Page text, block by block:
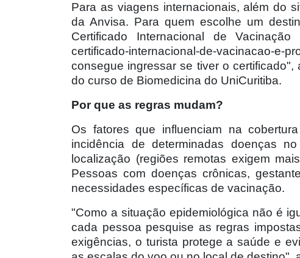
Para as viagens internacionais, além do
da Anvisa. Para quem escolhe um
Certificado Internacional de Vacinação
certificado-internacional-de-vacinacao-e-
consegue ingressar se tiver o
do curso de Biomedicina do UniCuritiba.
Por que as regras mudam?
Os fatores que influenciam na
incidência de determinadas doenças
localização (regiões remotas exigem
Pessoas com doenças crônicas,
necessidades específicas de vacinação.
"Como a situação epidemiológica não é
cada pessoa pesquise as regras
exigências, o turista protege a saúde e